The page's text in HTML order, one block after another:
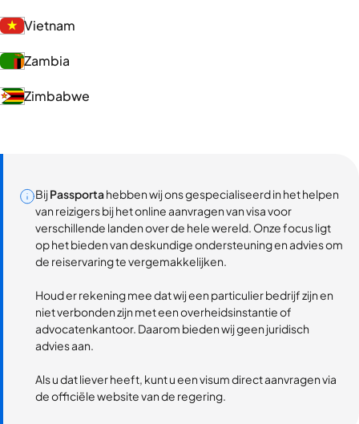
Vietnam
Zambia
Zimbabwe
BijPassportahebben wij ons gespecialiseerd in het helpen
van reizigers bij het online aanvragen van visa voor
verschillende landen over de hele wereld. Onze focus ligt
op het bieden van deskundige ondersteuning en advies om
de reiservaring te vergemakkelijken.
Houd er rekening mee dat wij een particulier bedrijf zijn en
niet verbonden zijn met een overheidsinstantie of
advocatenkantoor. Daarom bieden wij geen juridisch
advies aan.
Als u dat liever heeft, kunt u een visum direct aanvragen via
de officiële website van de regering.